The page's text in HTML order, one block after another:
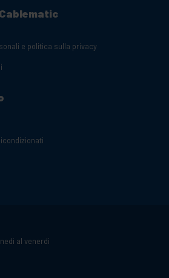
e politica sulla privacy
al venerdì